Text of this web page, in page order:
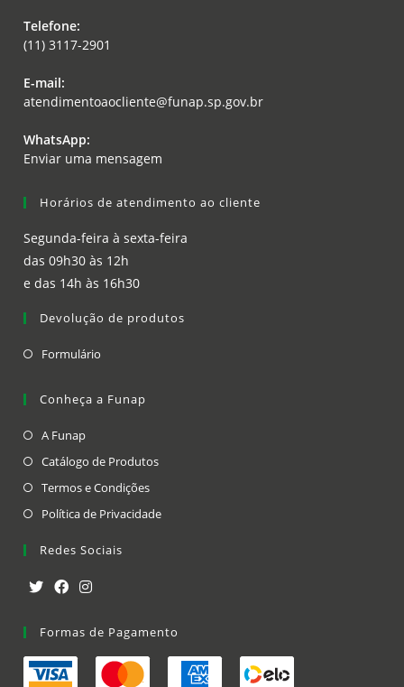
Telefone:
(11) 3117-2901
E-mail:
atendimentoaocliente@funap.sp.gov.br
WhatsApp:
Enviar uma mensagem
Horários de atendimento ao cliente
Segunda-feira à sexta-feira
das 09h30 às 12h
e das 14h às 16h30
Devolução de produtos
Formulário
Conheça a Funap
A Funap
Catálogo de Produtos
Termos e Condições
Política de Privacidade
Redes Sociais
Formas de Pagamento